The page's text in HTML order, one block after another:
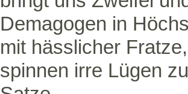
Demagogen in
mit hässlicher Fratze,
spinnen irre Lügen